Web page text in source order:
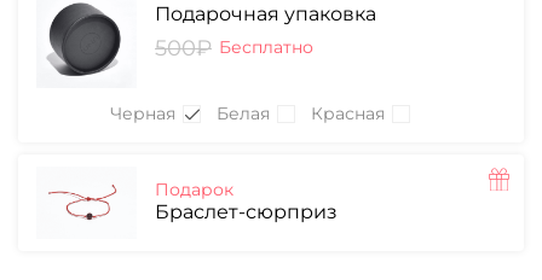
Подарочная упаковка
500₽ Бесплатно
Черная Белая Красная
Подарок
Браслет-сюрприз